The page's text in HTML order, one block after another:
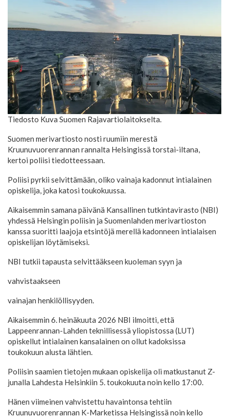
Tiedosto Kuva Suomen Rajavartiolaitokselta.
Suomen merivartiosto nosti ruumiin merestä
Kruunuvuorenrannan rannalta Helsingissä torstai-iltana,
kertoi poliisi tiedotteessaan.
Poliisi pyrkii selvittämään, oliko vainaja kadonnut intialainen
opiskelija, joka katosi toukokuussa.
Aikaisemmin samana päivänä Kansallinen tutkintavirasto (NBI)
yhdessä Helsingin poliisin ja Suomenlahden merivartioston
kanssa suoritti laajoja etsintöjä merellä kadonneen intialaisen
opiskelijan löytämiseksi.
NBI tutkii tapausta selvittääkseen kuoleman syyn ja
vahvistaakseen
vainajan henkilöllisyyden.
Aikaisemmin 6. heinäkuuta 2026 NBI ilmoitti, että
Lappeenrannan-Lahden teknillisessä yliopistossa (LUT)
opiskellut intialainen kansalainen on ollut kadoksissa
toukokuun alusta lähtien.
Poliisin saamien tietojen mukaan opiskelija oli matkustanut Z-
junalla Lahdesta Helsinkiin 5. toukokuuta noin kello 17:00.
Hänen viimeinen vahvistettu havaintonsa tehtiin
Kruunuvuorenrannan K-Marketissa Helsingissä noin kello